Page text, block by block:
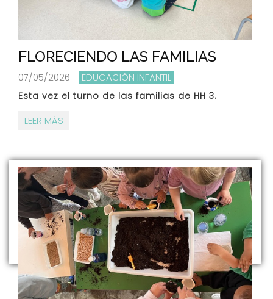
FLORECIENDO LAS FAMILIAS
07/05/2026 EDUCACIÓN INFANTIL
Esta vez el turno de las familias de HH 3.
LEER MÁS